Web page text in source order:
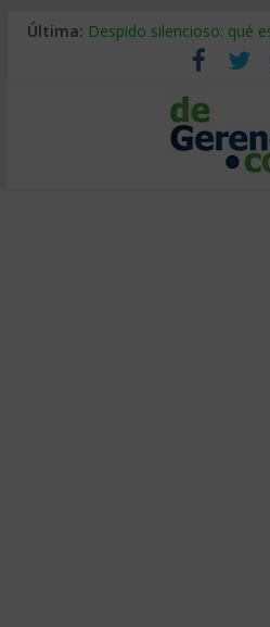
Última: Despido silencioso: qué
La economía de
Los 8 pasos de Kotter:
Gestión de proyectos
IA y creatividad: cómo